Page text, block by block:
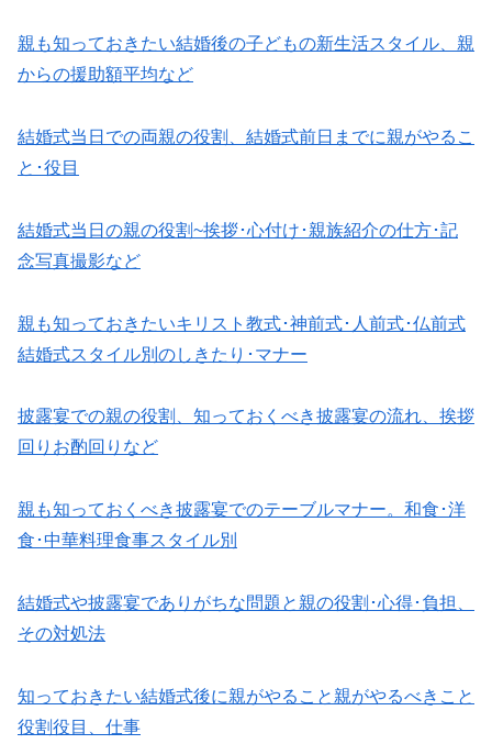
親も知っておきたい結婚後の子どもの新生活スタイル、親
からの援助額平均など
結婚式当日での両親の役割、結婚式前日までに親がやるこ
と･役目
結婚式当日の親の役割~挨拶･心付け･親族紹介の仕方･記
念写真撮影など
親も知っておきたいキリスト教式･神前式･人前式･仏前式
結婚式スタイル別のしきたり･マナー
披露宴での親の役割、知っておくべき披露宴の流れ、挨拶
回りお酌回りなど
親も知っておくべき披露宴でのテーブルマナー。和食･洋
食･中華料理食事スタイル別
結婚式や披露宴でありがちな問題と親の役割･心得･負担、
その対処法
知っておきたい結婚式後に親がやること親がやるべきこと
役割役目、仕事